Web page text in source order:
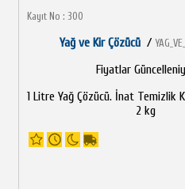
Kayıt No : 300
Yağ ve Kir Çözücü /
Fiyatlar
1 Litre Yağ Çözücü. İnat Temizlik
2 kg